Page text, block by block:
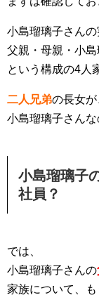
小島瑠璃子さんの
父親・母親・小
という構成の4人
二人兄弟の長女が
小島瑠璃子さんな
小島瑠璃子
社員？
では、
小島瑠璃子さんの
家族について、も